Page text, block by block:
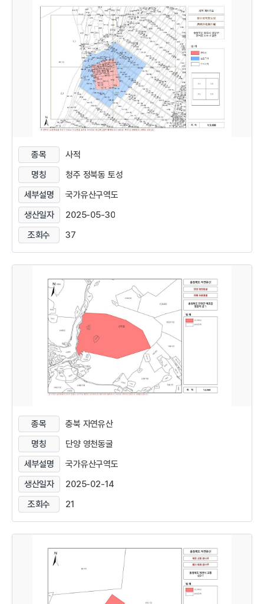
종목
사적
명칭
청주 정북동 토성
세부설명
국가유산구역도
생산일자
2025-05-30
조회수
37
종목
충북 자연유산
명칭
단양 영천동굴
세부설명
국가유산구역도
생산일자
2025-02-14
조회수
21